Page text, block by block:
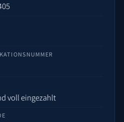
voll eingezahlt